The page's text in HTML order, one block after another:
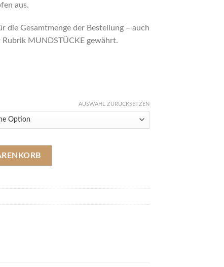
aus.
die Gesamtmenge der Bestellung – auch
MUNDSTÜCKE gewährt.
AUSWAHL ZURÜCKSETZEN